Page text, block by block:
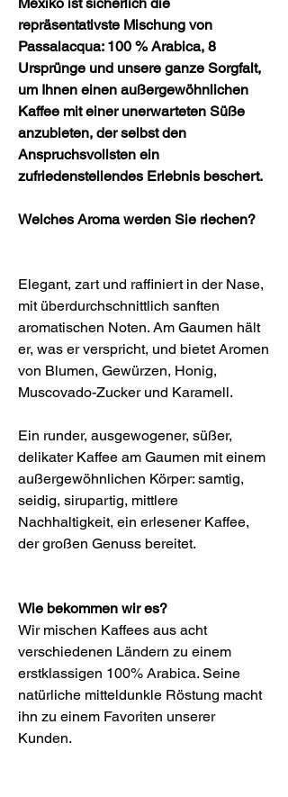
repräsentativste Mischung von
Passalacqua: 100 % Arabica, 8
Ursprünge und unsere ganze Sorgfalt,
um Ihnen einen außergewöhnlichen
Kaffee mit einer unerwarteten Süße
anzubieten, der selbst den
Anspruchsvollsten ein
zufriedenstellendes Erlebnis beschert.
Welches Aroma werden Sie riechen?
Elegant, zart und raffiniert in der Nase,
mit überdurchschnittlich sanften
aromatischen Noten. Am Gaumen hält
er, was er verspricht, und bietet Aromen
von Blumen, Gewürzen, Honig,
Muscovado-Zucker und Karamell.
Ein runder, ausgewogener, süßer,
delikater Kaffee am Gaumen mit einem
außergewöhnlichen Körper: samtig,
seidig, sirupartig, mittlere
Nachhaltigkeit, ein erlesener Kaffee,
der großen Genuss bereitet.
Wie bekommen wir es?
Wir mischen Kaffees aus acht
verschiedenen Ländern zu einem
erstklassigen 100% Arabica. Seine
natürliche mitteldunkle Röstung macht
ihn zu einem Favoriten unserer
Kunden.